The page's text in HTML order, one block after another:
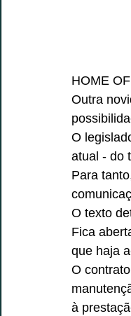
HOME
Outra
O
atual - do
Para
O texto
Fica
que haja
O
à